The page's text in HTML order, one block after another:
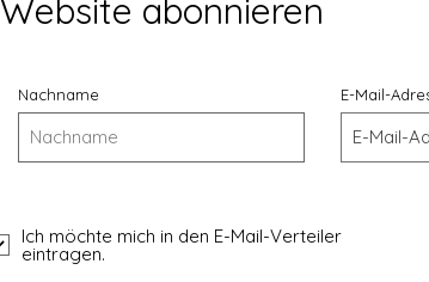
Website abonnieren
Nachname E-Mail-
Ich möchte mich in den E-Mail-Verteiler
eintragen.